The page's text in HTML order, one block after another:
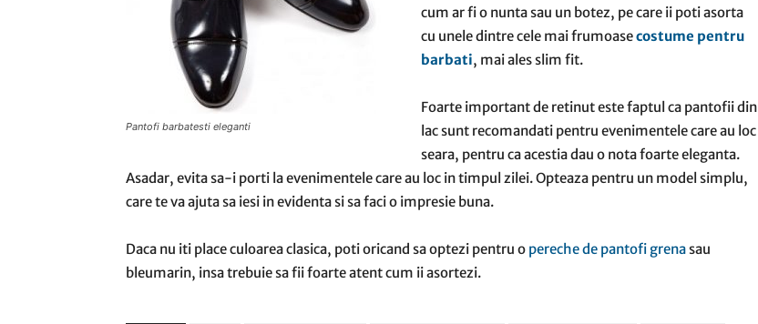
presa
Pantofi barbatesti eleganti
cum ar fi o nunta sau un botez, pe care ii poti asorta
cu unele dintre cele mai frumoasecostume pentru
barbati, mai ales slim fit.
Foarte important de retinut este faptul ca pantofii din
lac sunt recomandati pentru evenimentele care au loc
seara, pentru ca acestia dau o nota foarte eleganta.
Asadar, evita sa-i porti la evenimentele care au loc in timpul zilei. Opteaza pentru un model simplu,
care te va ajuta sa iesi in evidenta si sa faci o impresie buna.
Daca nu iti place culoarea clasica, poti oricand sa optezi pentru o pereche de pantofi grenasau
bleumarin, insa trebuie sa fii foarte atent cum ii asortezi.